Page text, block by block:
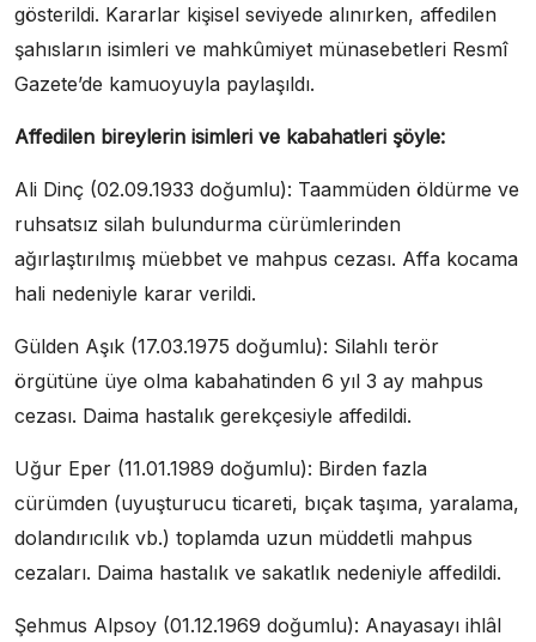
gösterildi. Kararlar kişisel seviyede alınırken, affedilen
şahısların isimleri ve mahkûmiyet münasebetleri Resmî
Gazete’de kamuoyuyla paylaşıldı.
Affedilen bireylerin isimleri ve kabahatleri şöyle:
Ali Dinç (02.09.1933 doğumlu): Taammüden öldürme ve
ruhsatsız silah bulundurma cürümlerinden
ağırlaştırılmış müebbet ve mahpus cezası. Affa kocama
hali nedeniyle karar verildi.
Gülden Aşık (17.03.1975 doğumlu): Silahlı terör
örgütüne üye olma kabahatinden 6 yıl 3 ay mahpus
cezası. Daima hastalık gerekçesiyle affedildi.
Uğur Eper (11.01.1989 doğumlu): Birden fazla
cürümden (uyuşturucu ticareti, bıçak taşıma, yaralama,
dolandırıcılık vb.) toplamda uzun müddetli mahpus
cezaları. Daima hastalık ve sakatlık nedeniyle affedildi.
Şehmus Alpsoy (01.12.1969 doğumlu): Anayasayı ihlâl